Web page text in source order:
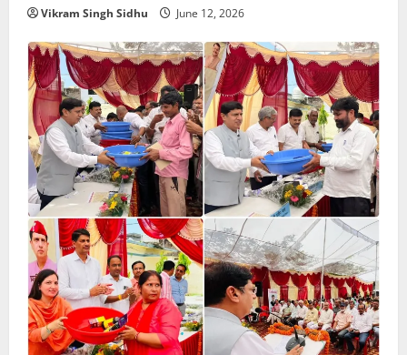
Vikram Singh Sidhu June 12, 2026